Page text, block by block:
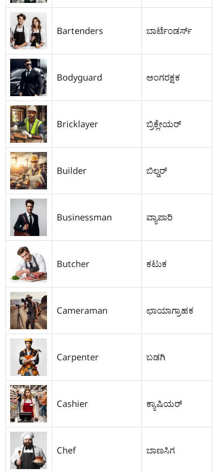
Bartenders ಬಾರ್ಟೆಂಡರ್ಸ್
Bodyguard ಅಂಗರಕ್ಷಕ
Bricklayer ಬ್ರಿಕ್ಲೇಯರ್
Builder ಬಿಲ್ಡರ್
Businessman ವ್ಯಾಪಾರಿ
Butcher ಕಟುಕ
Cameraman ಛಾಯಾಗ್ರಾಹಕ
Carpenter ಬಡಗಿ
Cashier ಕ್ಯಾಷಿಯರ್
Chef ಬಾಣಸಿಗ